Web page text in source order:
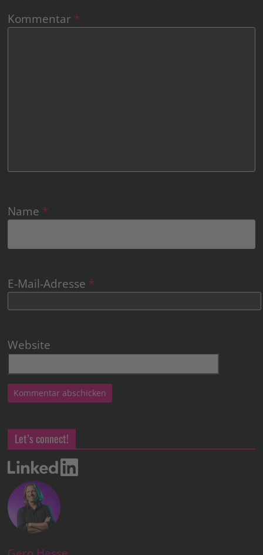
Kommentar *
Name *
E-Mail-Adresse *
Website
Let’s connect!